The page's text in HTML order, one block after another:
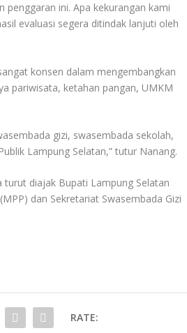
penggaran ini. Apa kekurangan kami
evaluasi segera ditindak lanjuti oleh
konsen dalam mengembangkan
pariwisata, ketahan pangan, UMKM
gizi, swasembada sekolah,
Lampung Selatan,” tutur Nanang.
diajak Bupati Lampung Selatan
dan Sekretariat Swasembada Gizi
RATE: